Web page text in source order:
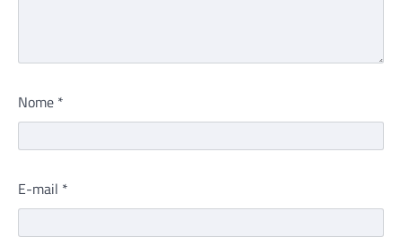
Nome *
E-mail *